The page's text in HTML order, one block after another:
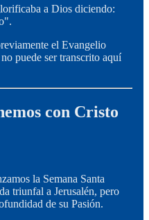
a Dios diciendo:
el Evangelio
puede ser transcrito aquí
con Cristo
la Semana Santa
triunfal a Jerusalén, pero
de su Pasión.